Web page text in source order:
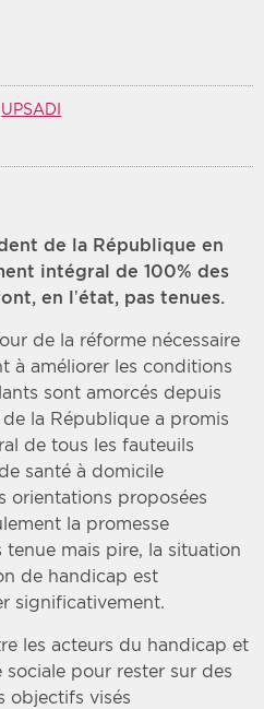
UPSADI
de la République en
intégral de 100% des
en l’état, pas tenues.
de la réforme nécessaire
à améliorer les conditions
sont amorcés depuis
la République a promis
de tous les fauteuils
santé à domicile
orientations proposées
la promesse
tenue mais pire, la situation
de handicap est
significativement.
les acteurs du handicap et
pour rester sur des
objectifs visés